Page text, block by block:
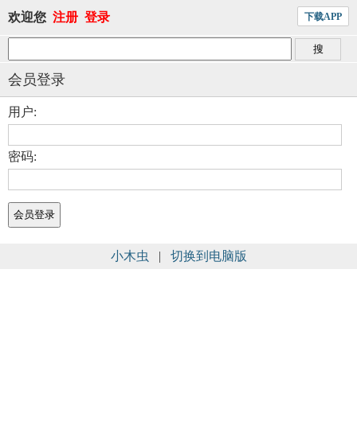
欢迎您 注册 登录 下载APP
会员登录
用户:
密码:
小木虫 | 切换到电脑版